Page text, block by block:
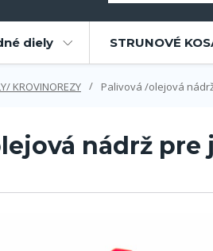
diely STRUNOVÉ
KROVINOREZY Palivová /olejová
nádrž